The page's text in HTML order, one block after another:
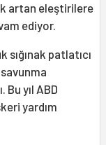
artan eleştirilere
ediyor.
patlatıcı
Bu yıl ABD
yardım